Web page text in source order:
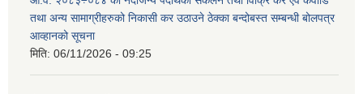
तथा अन्य सामाग्रीहरुको निकासी कर उठाउने ठेक्का बन्दोबस्त सम्बन्धी बोलपत्र
आव्हानको सूचना
मिति: 06/11/2026 - 09:25